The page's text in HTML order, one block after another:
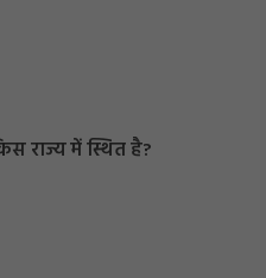
राज्य में स्थित है?